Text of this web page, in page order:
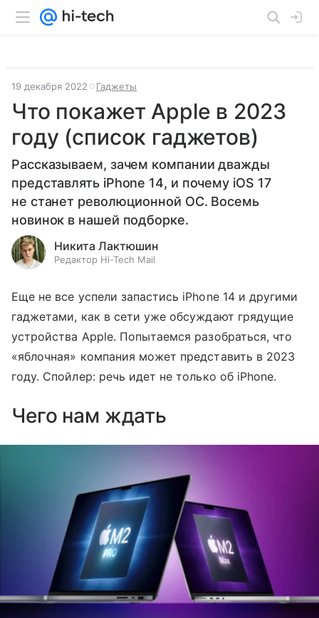
19 декабря 2022 Гаджеты
Что покажет Apple в 2023
году (список гаджетов)
Рассказываем, зачем компании дважды
представлять iPhone 14, и почему iOS 17
не станет революционной ОС. Восемь
новинок в нашей подборке.
Никита Лактюшин
Редактор Hi-Tech Mail
Еще не все успели запастись iPhone 14 и другими
гаджетами, как в сети уже обсуждают грядущие
устройства Apple. Попытаемся разобраться, что
«яблочная» компания может представить в 2023
году. Спойлер: речь идет не только об iPhone.
Чего нам ждать